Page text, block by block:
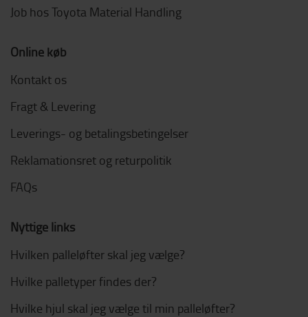
Job hos Toyota Material Handling
Online køb
Kontakt os
Fragt & Levering
Leverings- og betalingsbetingelser
Reklamationsret og returpolitik
FAQs
Nyttige links
Hvilken palleløfter skal jeg vælge?
Hvilke palletyper findes der?
Hvilke hjul skal jeg vælge til min palleløfter?